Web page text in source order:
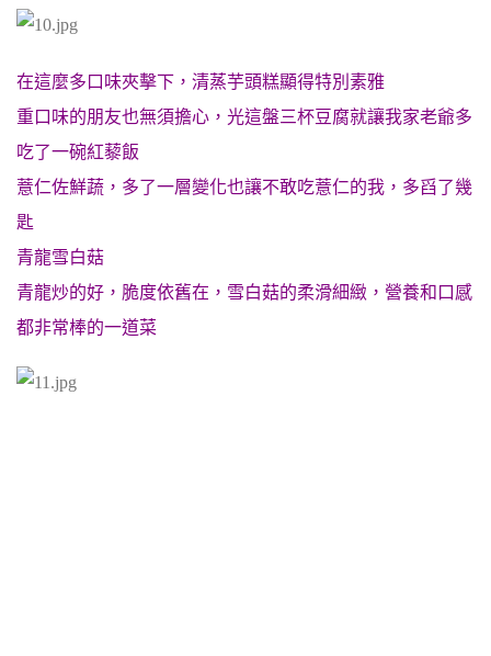
在這麼多口味夾擊下，清蒸芋頭糕顯得特別素雅
重口味的朋友也無須擔心，光這盤三杯豆腐就讓我家老爺多
吃了一碗紅藜飯
薏仁佐鮮蔬，多了一層變化也讓不敢吃薏仁的我，多舀了幾
匙
青龍雪白菇
青龍炒的好，脆度依舊在，雪白菇的柔滑細緻，營養和口感
都非常棒的一道菜